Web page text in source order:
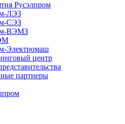
Русэлпром
ЛЭЗ
СЭЗ
ВЭМЗ
Электромаш
центр
партнеры